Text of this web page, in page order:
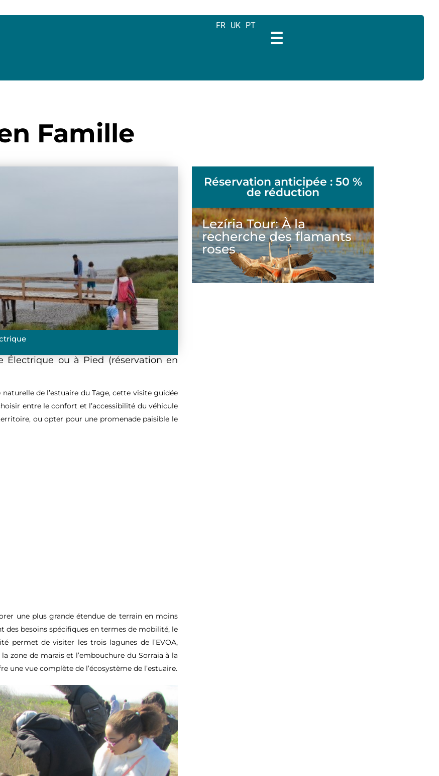
PT
UK
FR
Famille
Électrique ou à Pied (réservation en
de l’estuaire du Tage, cette visite guidée
entre le confort et l’accessibilité du véhicule
ou opter pour une promenade paisible le
une plus grande étendue de terrain en moins
besoins spécifiques en termes de mobilité, le
permet de visiter les trois lagunes de l’EVOA,
zone de marais et l’embouchure du Sorraia à la
une vue complète de l’écosystème de l’estuaire.
Réservation anticipée : 50 %
de réduction
Lezíria Tour: À la
recherche des flamants
roses